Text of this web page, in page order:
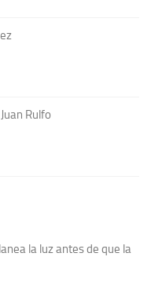
Rulfo
la luz antes de que la